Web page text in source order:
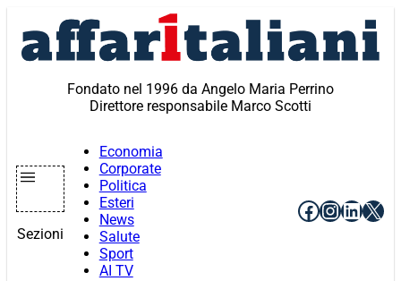
contenuto
Fondato nel 1996 da Angelo Maria Perrino
Direttore responsabile Marco Scotti
Sezioni
Economia
Corporate
Politica
Esteri
News
Salute
Sport
AI TV
Facebook
X